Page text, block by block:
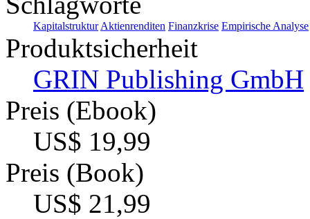
Kapitalstruktur Aktienrenditen Finanzkrise Empirische Analyse
Produktsicherheit
GRIN Publishing GmbH
Preis (Ebook)
US$ 19,99
Preis (Book)
US$ 21,99